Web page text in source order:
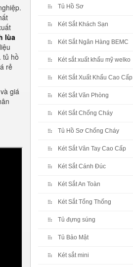
lùa
tủ hồ
rẻ
giá
Tủ Hồ Sơ
Két Sắt Khách Sạn
Két Sắt Ngân Hàng BEMC
Két sắt xuất khẩu mỹ welko
Két Sắt Xuất Khẩu Cao Cấp
Két Sắt Văn Phòng
Két Sắt Chống Cháy
Tủ Hồ Sơ Chống Cháy
Két Sắt Vân Tay Cao Cấp
Két Sắt Cánh Đúc
Két Sắt An Toàn
Két Sắt Tổng Thống
Tủ đựng súng
Tủ Bảo Mật
Két sắt mini